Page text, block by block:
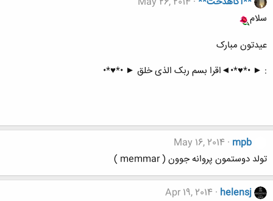
سلام
عیدتون مبارک
: ► •*♥*•◄اقرا بسم ربک الذی خلق ► •*♥*•
mpb
May 16, 2014
تولد دوستمون پروانه جوون ( memmar )
helensj
Apr 19, 2014